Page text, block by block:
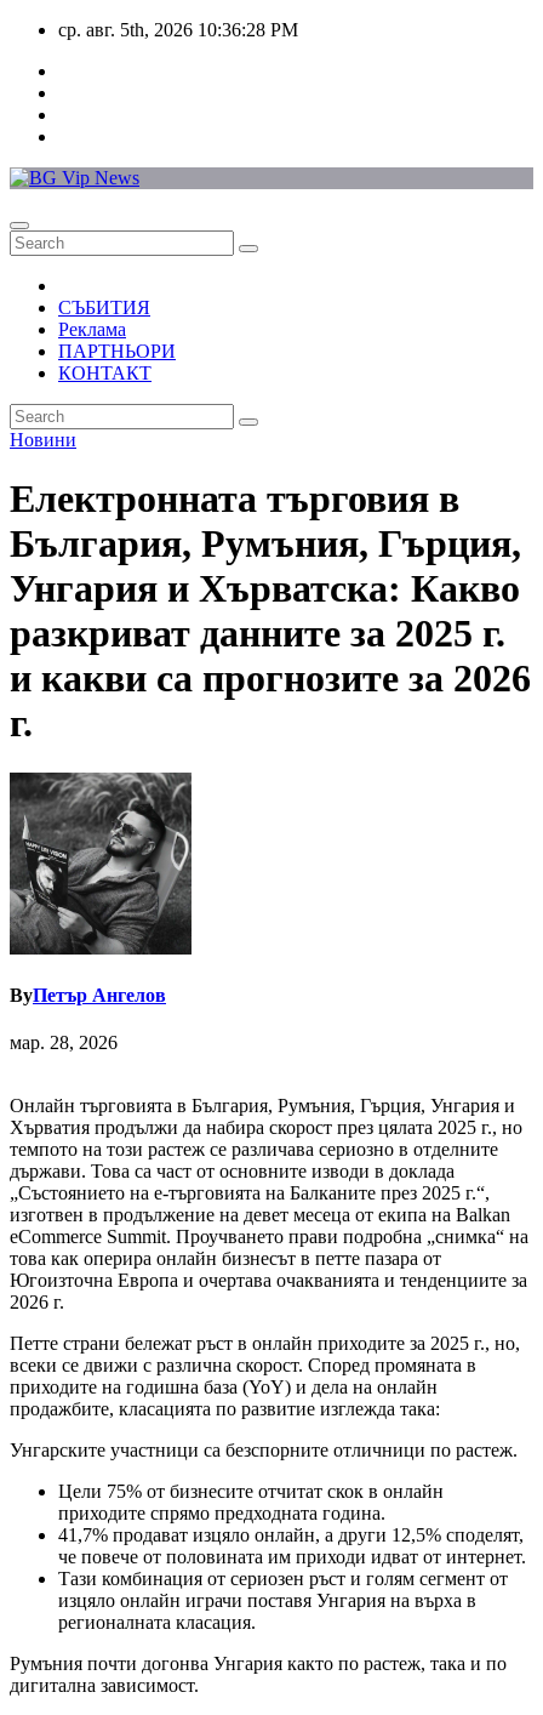
Skip
content
ср. авг. 5th, 2026 10:36:28 PM
СЪБИТИЯ
Реклама
ПАРТНЬОРИ
КОНТАКТ
Новини
Електронната търговия в
България, Румъния, Гърция,
Унгария и Хърватска: Какво
разкриват данните за 2025 г.
и какви са прогнозите за 2026
г.
ByПетър Ангелов
мар. 28, 2026
Онлайн търговията в България, Румъния, Гърция, Унгария и
Хърватия продължи да набира скорост през цялата 2025 г., но
темпото на този растеж се различава сериозно в отделните
държави. Това са част от основните изводи в доклада
„Състоянието на е-търговията на Балканите през 2025 г.“,
изготвен в продължение на девет месеца от екипа на Balkan
eCommerce Summit. Проучването прави подробна „снимка“ на
това как оперира онлайн бизнесът в петте пазара от
Югоизточна Европа и очертава очакванията и тенденциите за
2026 г.
Петте страни бележат ръст в онлайн приходите за 2025 г., но,
всеки се движи с различна скорост. Според промяната в
приходите на годишна база (YoY) и дела на онлайн
продажбите, класацията по развитие изглежда така:
Унгарските участници са безспорните отличници по растеж.
Цели 75% от бизнесите отчитат скок в онлайн
приходите спрямо предходната година.
41,7% продават изцяло онлайн, а други 12,5% споделят,
че повече от половината им приходи идват от интернет.
Тази комбинация от сериозен ръст и голям сегмент от
изцяло онлайн играчи поставя Унгария на върха в
регионалната класация.
Румъния почти догонва Унгария както по растеж, така и по
дигитална зависимост.